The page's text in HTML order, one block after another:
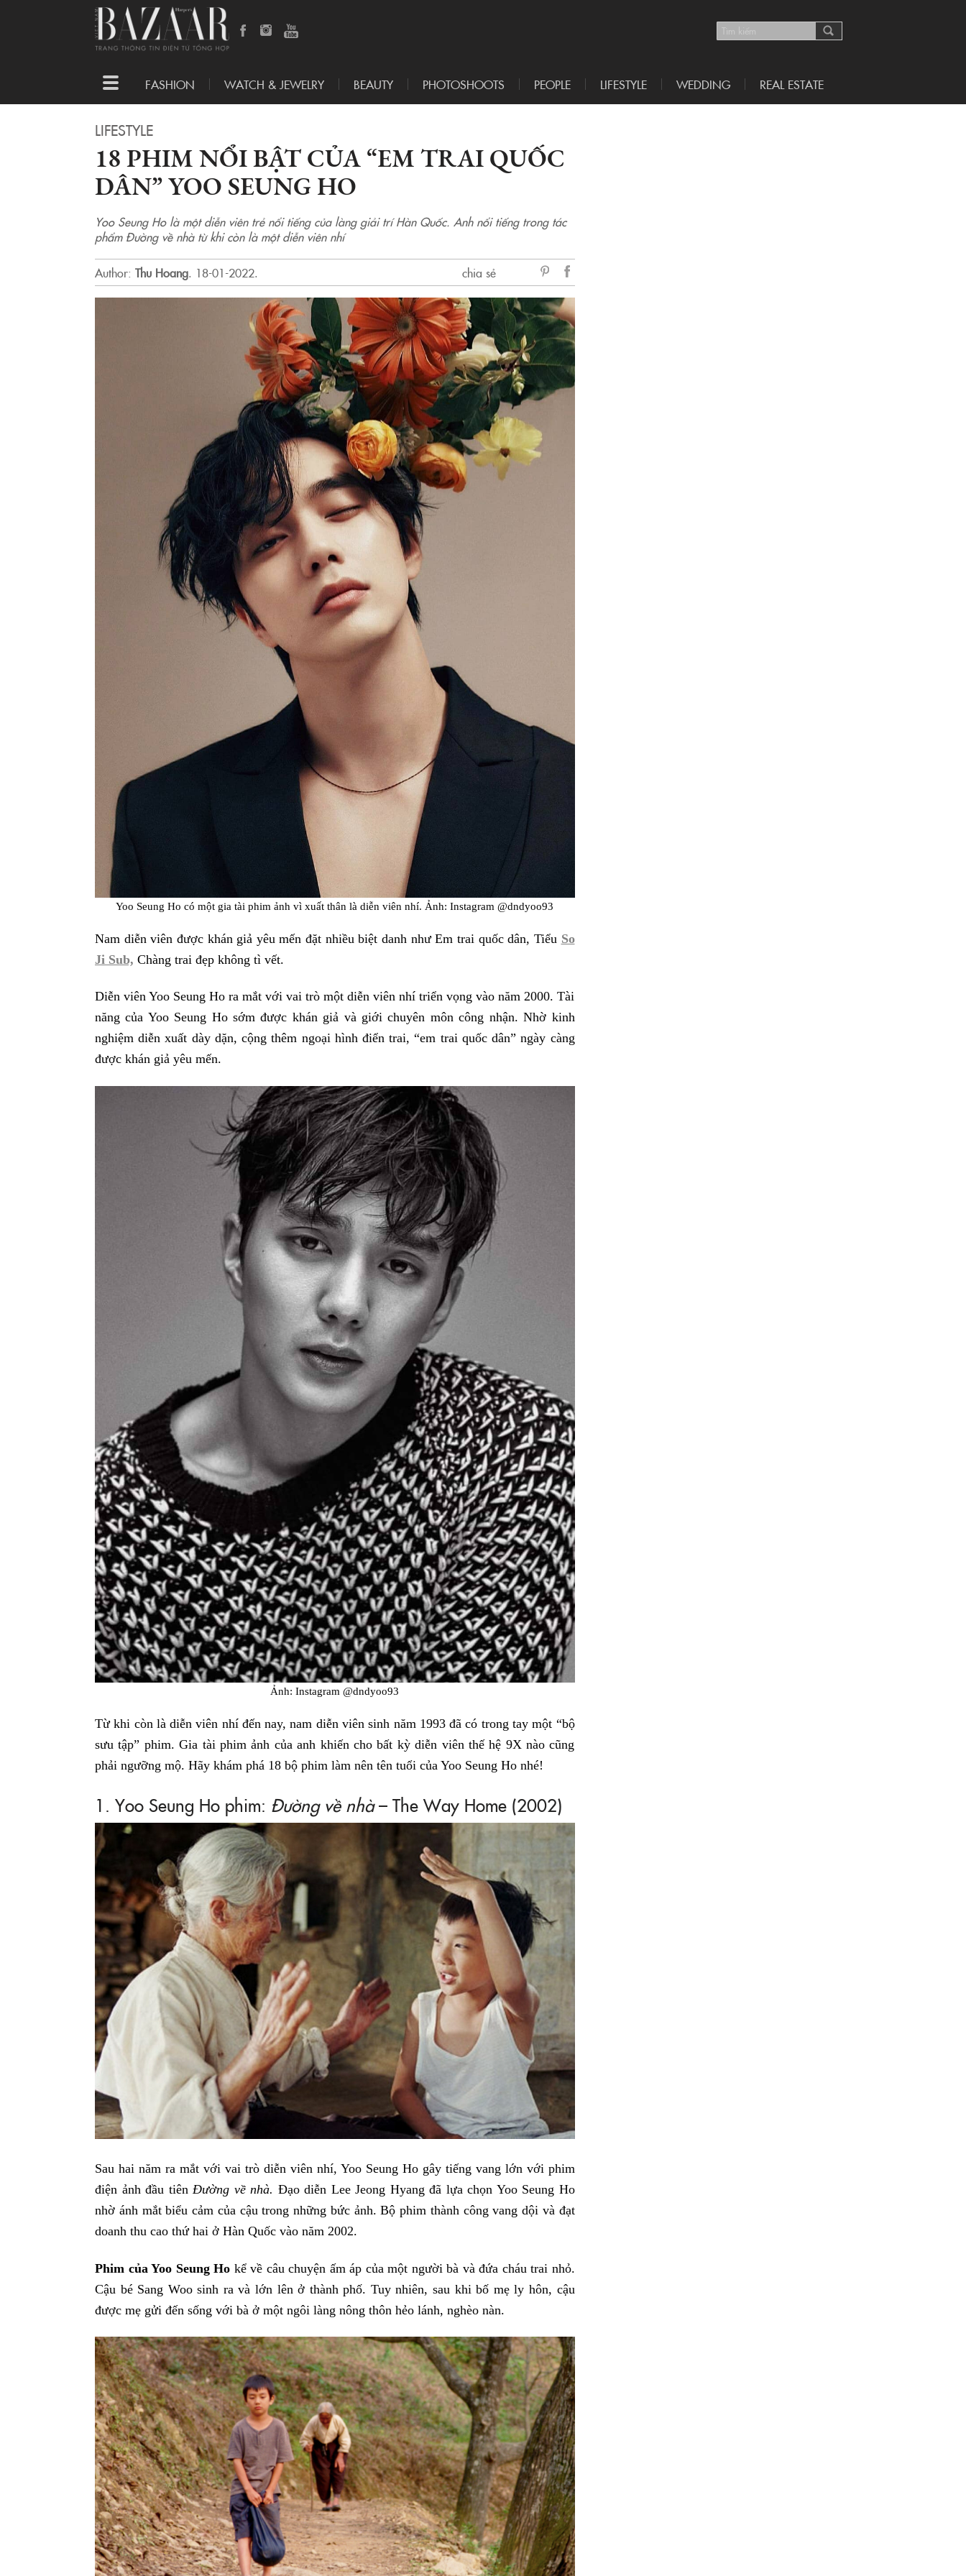
Toggle
navigation
FASHION WATCH & JEWELRY BEAUTY PHOTOSHOOTS PEOPLE LIFESTYLE WEDDING REAL ESTATE
LIFESTYLE
18 PHIM NỔI BẬT CỦA “EM TRAI QUỐC
DÂN” YOO SEUNG HO
Yoo Seung Ho là một diễn viên trẻ nổi tiếng của làng giải trí Hàn Quốc. Anh nổi tiếng trong tác
phẩm Đường về nhà từ khi còn là một diễn viên nhí
Author: Thu Hoang. 18-01-2022.
chia sẻ
Facebook
Yoo Seung Ho có một gia tài phim ảnh vì xuất thân là diễn viên nhí. Ảnh: Instagram @dndyoo93
Nam diễn viên được khán giả yêu mến đặt nhiều biệt danh như Em trai quốc dân, Tiểu So
Ji Sub, Chàng trai đẹp không tì vết.
Diễn viên Yoo Seung Ho ra mắt với vai trò một diễn viên nhí triển vọng vào năm 2000. Tài
năng của Yoo Seung Ho sớm được khán giả và giới chuyên môn công nhận. Nhờ kinh
nghiệm diễn xuất dày dặn, cộng thêm ngoại hình điển trai, “em trai quốc dân” ngày càng
được khán giả yêu mến.
Ảnh: Instagram @dndyoo93
Từ khi còn là diễn viên nhí đến nay, nam diễn viên sinh năm 1993 đã có trong tay một “bộ
sưu tập” phim. Gia tài phim ảnh của anh khiến cho bất kỳ diễn viên thế hệ 9X nào cũng
phải ngưỡng mộ. Hãy khám phá 18 bộ phim làm nên tên tuổi của Yoo Seung Ho nhé!
1. Yoo Seung Ho phim: Đường về nhà– The Way Home (2002)
Sau hai năm ra mắt với vai trò diễn viên nhí, Yoo Seung Ho gây tiếng vang lớn với phim
điện ảnh đầu tiên Đường về nhà. Đạo diễn Lee Jeong Hyang đã lựa chọn Yoo Seung Ho
nhờ ánh mắt biểu cảm của cậu trong những bức ảnh. Bộ phim thành công vang dội và đạt
doanh thu cao thứ hai ở Hàn Quốc vào năm 2002.
Phim của Yoo Seung Ho kể về câu chuyện ấm áp của một người bà và đứa cháu trai nhỏ.
Cậu bé Sang Woo sinh ra và lớn lên ở thành phố. Tuy nhiên, sau khi bố mẹ ly hôn, cậu
được mẹ gửi đến sống với bà ở một ngôi làng nông thôn hẻo lánh, nghèo nàn.